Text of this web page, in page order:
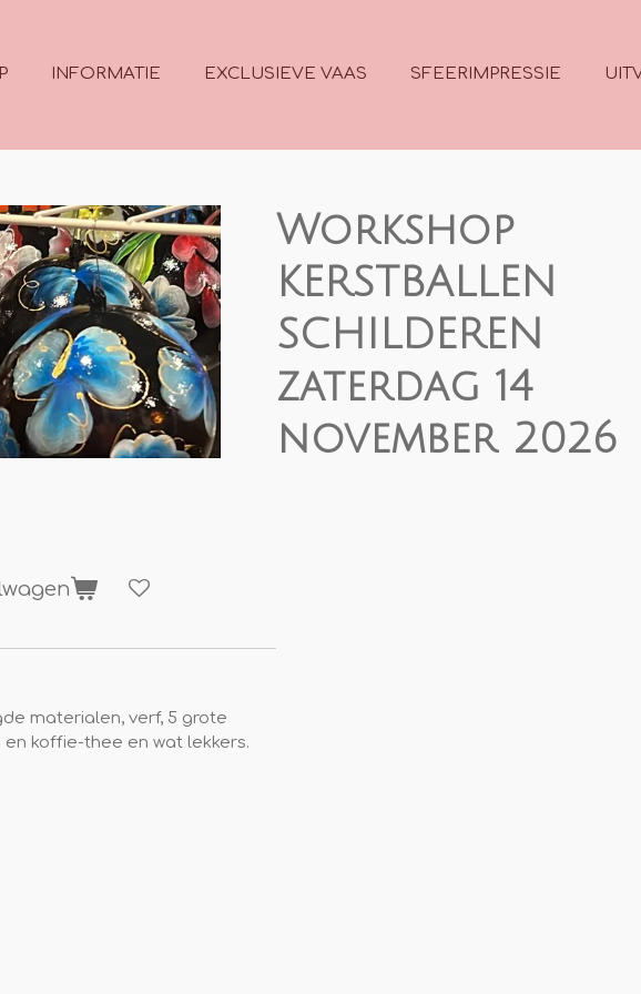
INFORMATIE EXCLUSIEVE VAAS SFEERIMPRESSIE
Workshop
KERSTBALLEN
SCHILDEREN
zaterdag 14
november 2026
materialen, verf, 5 grote
koffie-thee en wat lekkers.